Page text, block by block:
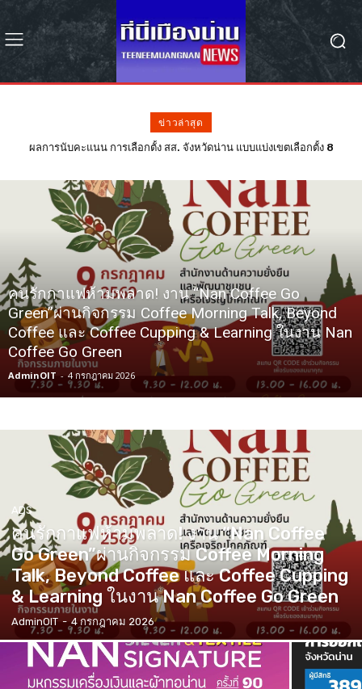
ข่าวล่าสุด
#น่าน พบฉีกบัตรผิด 2 อำเภอ ผอ.กกต.น่าน สั่งเปลี่ยนตัว กปน. ทันที หลัง
คนรักกาแฟห้ามพลาด! งาน “Nan Coffee Go
Green”ผ่านกิจกรรม Coffee Morning Talk, Beyond
Coffee และ Coffee Cupping & Learning ในงาน Nan
Coffee Go Green
AdminOIT - 4 กรกฎาคม 2026
ADS
คนรักกาแฟห้ามพลาด! งาน “Nan Coffee
Go Green”ผ่านกิจกรรม Coffee Morning
Talk, Beyond Coffee และ Coffee Cupping
& Learning ในงาน Nan Coffee Go Green
AdminOIT - 4 กรกฎาคม 2026